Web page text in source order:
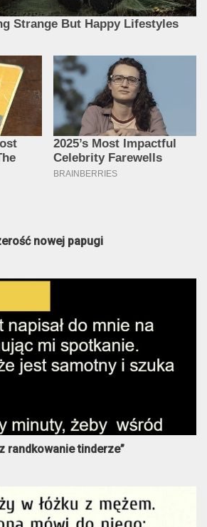
nowej papugi
randkowanie tinderze”